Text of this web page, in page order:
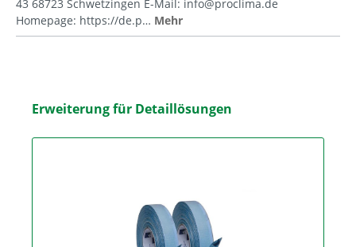
43 68723 Schwetzingen E-Mail: info@proclima.de
Homepage: https://de.p… Mehr
Erweiterung für Detaillösungen